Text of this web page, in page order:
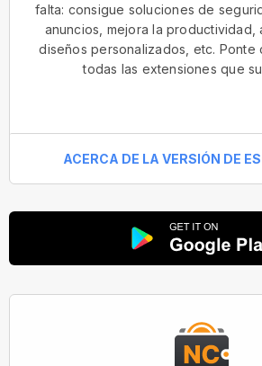
falta: consigue soluciones de
anuncios, mejora la productividad,
diseños personalizados, etc. Ponte
todas las extensiones que
ACERCA DE LA VERSIÓN DE